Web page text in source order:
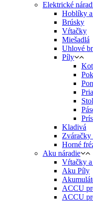
Elektrické
Hoblíky
Brúsky
Vŕtačky
Miešadlá
Uhlové
Píly
Kladivá
Zváračky
Horné
Aku náradie
Vŕtačky
Aku Píly
ACCU
ACCU